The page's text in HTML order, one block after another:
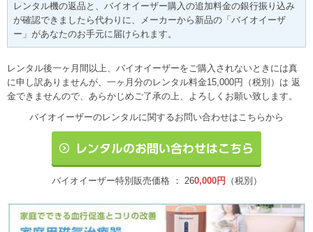
レンタル機の返品と、バイオイーザー購入の追加料金の銀行振り込み
が確認できましたら代わりに、メーカーから新品の「バイオイーザ
ー」があなたのお手元に届けられます。
レンタル後一ヶ月間以上、バイオイーザーをご購入されないときには真
に申し訳ありませんが、一ヶ月分のレンタル料金15,000円（税別）は 返
金できませんので、あらかじめご了承の上、よろしくお願い致します。
バイオイーザーのレンタルに関するお問い合わせはこちらから
バイオイーザー特別販売価格 ： 260,000円 （税別）